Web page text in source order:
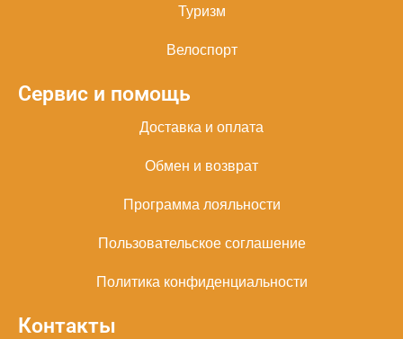
Туризм
Велоспорт
Сервис и помощь
Доставка и оплата
Обмен и возврат
Программа лояльности
Пользовательское соглашение
Политика конфиденциальности
Контакты